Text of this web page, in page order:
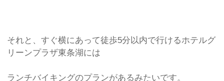
それと、すぐ横にあって徒歩5分以内で行けるホテルグ
リーンプラザ東条湖には
ランチバイキングのプランがあるみたいです。